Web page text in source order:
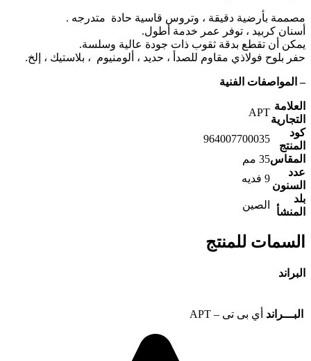
مصممة بأرضية دقيقة ، وتروس قاسية حادة متدرجه .
أسنان كربيد ، توفر عمر خدمة أطول.
يمكن أن تقطع بدقة ثقوب ذات جودة عالية وسلسة.
حفر بلوح فولاذي مقاوم للصدأ ، حديد ، ألومنيوم ، بلاستيك ، إلخ.
– المواصفات الفنية
العلامة
التجارية
APT
كود
المنتج
964007700035
المقاس35 مم
عدد
السنون
9 فديه
بلد
المنشأ
الصين
السمات للمنتج
البراند
البـــراند أي بى تى – APT